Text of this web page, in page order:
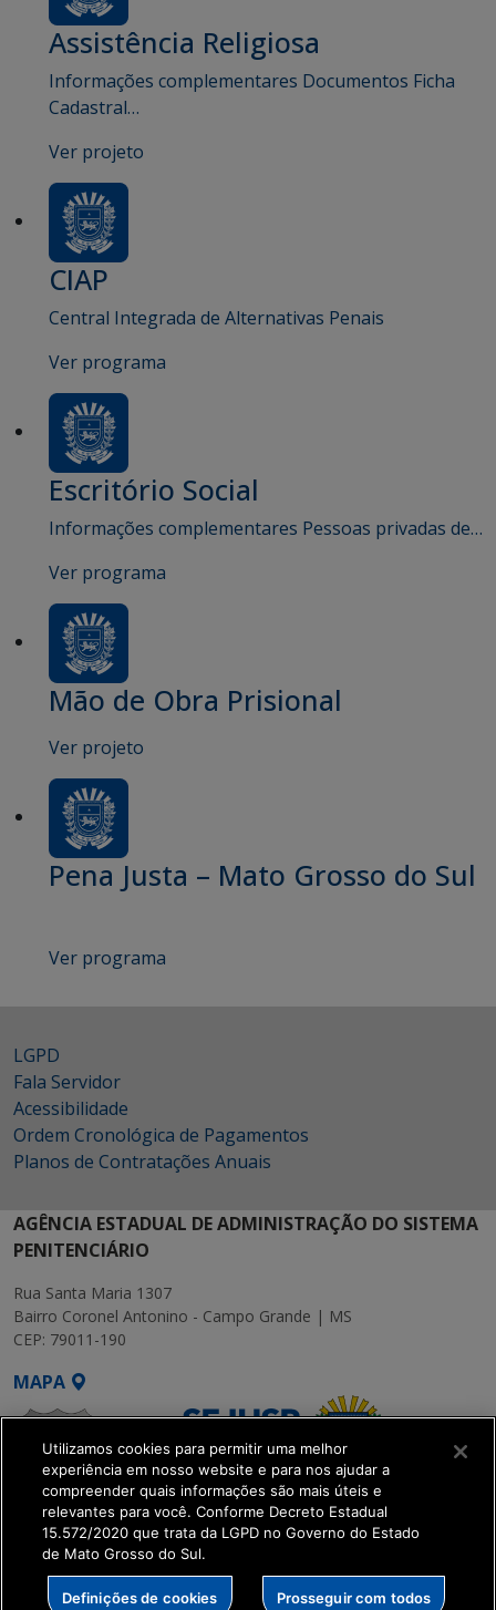
Assistência Religiosa
Informações complementares Documentos Ficha
Cadastral…
Ver projeto
CIAP
Central Integrada de Alternativas Penais
Ver programa
Escritório Social
Informações complementares Pessoas privadas de…
Ver programa
Mão de Obra Prisional
Ver projeto
Pena Justa – Mato Grosso do Sul
Ver programa
LGPD
Fala Servidor
Acessibilidade
Ordem Cronológica de Pagamentos
Planos de Contratações Anuais
AGÊNCIA ESTADUAL DE ADMINISTRAÇÃO DO SISTEMA
PENITENCIÁRIO
Rua Santa Maria 1307
Bairro Coronel Antonino - Campo Grande | MS
CEP: 79011-190
MAPA
SETDIG | Secretaria-
Executiva de
Transformação Digital
Utilizamos cookies para permitir uma melhor
experiência em nosso website e para nos ajudar a
compreender quais informações são mais úteis e
relevantes para você. Conforme Decreto Estadual
15.572/2020 que trata da LGPD no Governo do Estado
de Mato Grosso do Sul.
Definições de cookies Prosseguir com todos